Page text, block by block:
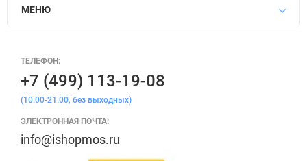
МЕНЮ
ТЕЛЕФОН:
+7 (499) 113-19-08
(10:00-21:00, без выходных)
ЭЛЕКТРОННАЯ ПОЧТА:
info@ishopmos.ru